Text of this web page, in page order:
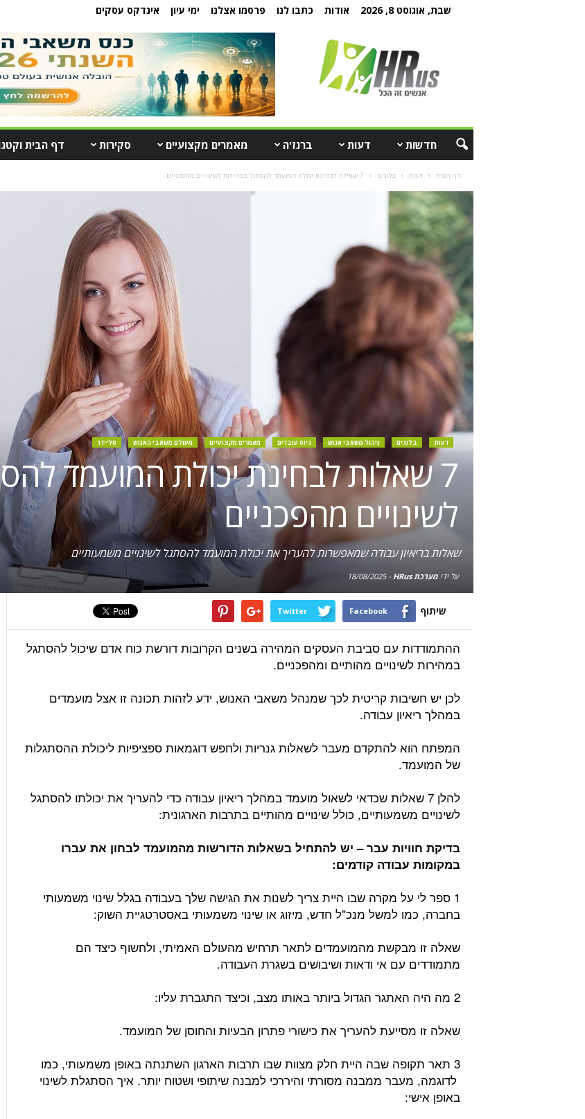
שבת, אוגוסט 8, 2026 אודות כתבו לנו פרסמו אצלנו ימי עיון אינדקס עסקים
חדשות דעות ברנז'ה מאמרים מקצועיים סקירות דף הבית
דף הבית דעות בלוגים 7 שאלות לבחינת יכולת המועמד להסתגל במהירות לשינויים מהפכניים
דעות בלוגים ניהול משאבי אנוש גיוס עובדים מאמרים מקצועיים מעולם משאבי האנוש סליידר
7 שאלות לבחינת יכולת המועמד
לשינויים מהפכניים
שאלות בריאיון עבודה שמאפשרות להעריך את יכולת המועמד להסתגל לשינויים משמעותיים
על ידימערכת HRus -
18/08/2025
שיתוף Facebook
Twitter
ההתמודדות עם סביבת העסקים המהירה בשנים הקרובות דורשת כוח אדם שיכול להסתגל
במהירות לשינויים מהותיים ומהפכניים.
לכן יש חשיבות קריטית לכך שמנהל משאבי האנוש, ידע לזהות תכונה זו אצל מועמדים
במהלך ריאיון עבודה.
המפתח הוא להתקדם מעבר לשאלות גנריות ולחפש דוגמאות ספציפיות ליכולת ההסתגלות
של המועמד.
להלן 7 שאלות שכדאי לשאול מועמד במהלך ריאיון עבודה כדי להעריך את יכולתו להסתגל
לשינויים משמעותיים, כולל שינויים מהותיים בתרבות הארגונית:
בדיקת חוויות עבר – יש להתחיל בשאלות הדורשות מהמועמד לבחון את עברו
במקומות עבודה קודמים:
1 ספר לי על מקרה שבו היית צריך לשנות את הגישה שלך בעבודה בגלל שינוי משמעותי
בחברה, כמו למשל מנכ"ל חדש, מיזוג או שינוי משמעותי באסטרטגיית השוק:
שאלה זו מבקשת מהמועמדים לתאר תרחיש מהעולם האמיתי, ולחשוף כיצד הם
מתמודדים עם אי ודאות ושיבושים בשגרת העבודה.
2 מה היה האתגר הגדול ביותר באותו מצב, וכיצד התגברת עליו:
שאלה זו מסייעת להעריך את כישורי פתרון הבעיות והחוסן של המועמד.
3 תאר תקופה שבה היית חלק מצוות שבו תרבות הארגון השתנתה באופן משמעותי, כמו
לדוגמה, מעבר ממבנה מסורתי והיררכי למבנה שיתופי ושטוח יותר. איך הסתגלת לשינוי
באופן אישי: